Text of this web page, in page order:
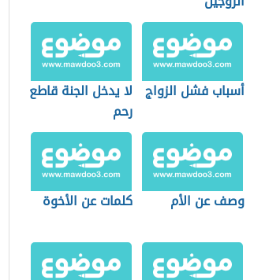
أسباب فشل الزواج لا يدخل الجنة قاطع
رحم
وصف عن الأم كلمات عن الأخوة